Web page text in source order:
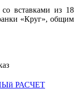
вставками из 18
«Круг», общим
РАСЧЕТ